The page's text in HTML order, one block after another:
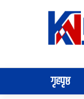
गृहपृष्ठ